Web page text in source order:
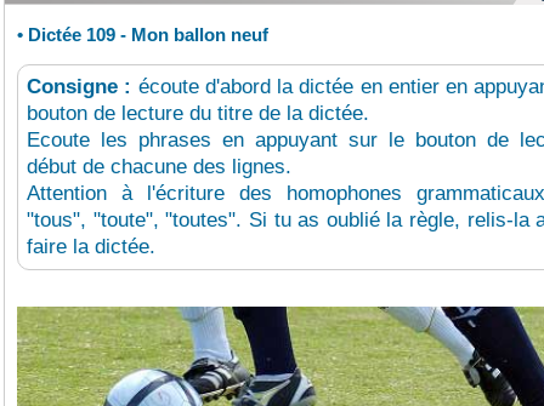
• Dictée 109 - Mon ballon neuf
Consigne : écoute d'abord la dictée en entier en
bouton de lecture du titre de la dictée.
Ecoute les phrases en appuyant sur le bouton de
début de chacune des lignes.
Attention à l'écriture des homophones
"tous", "toute", "toutes". Si tu as oublié la règle, relis-la
faire la dictée.